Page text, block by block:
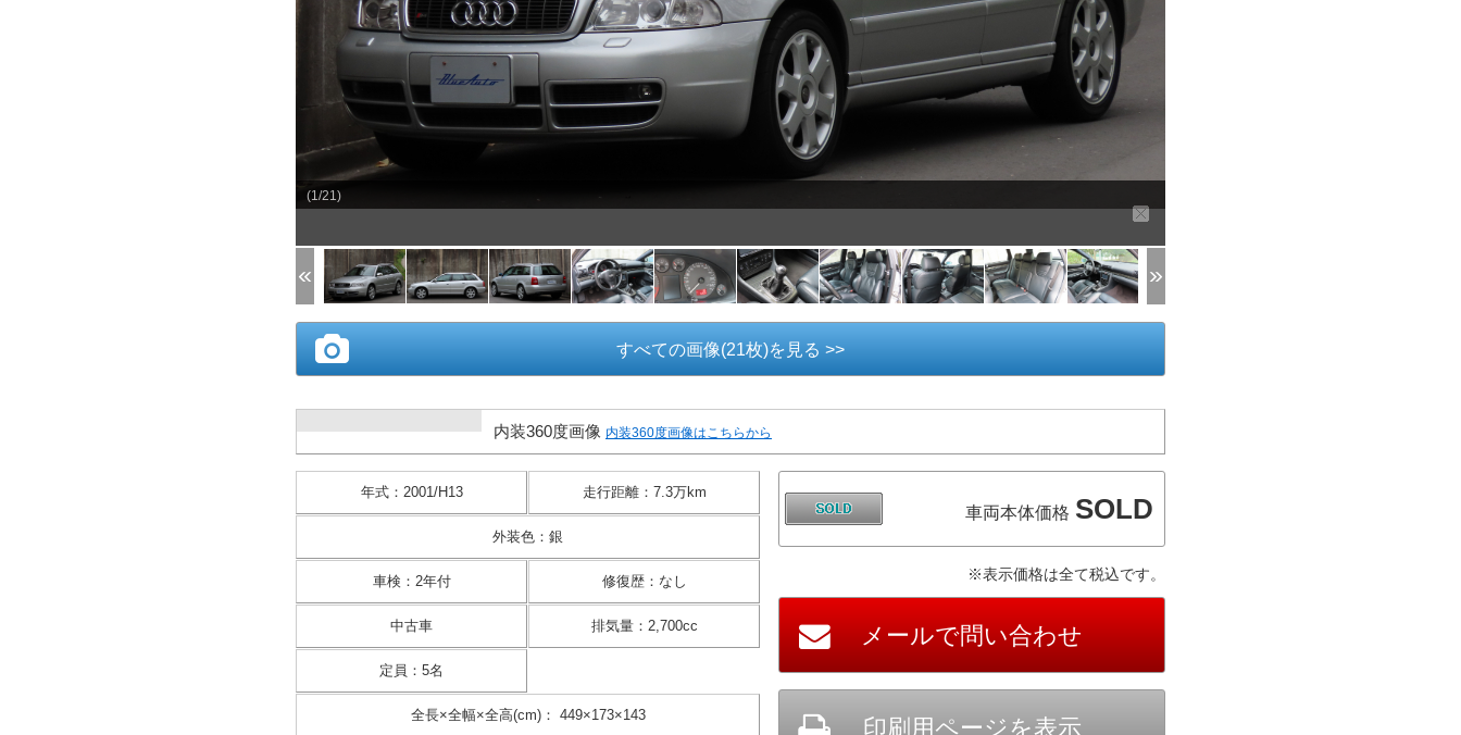
(1/21)
すべての画像(21枚)を見る >>
内装360度画像 内装360度画像はこちらから
年式： 2001/H13 走行距離： 7.3万km
外装色 ： 銀
車検 ： 2年付 修復歴： なし
中古車 排気量： 2,700cc
定員 ： 5名
全長×全幅×全高(cm)： 449×173×143
車両本体価格 SOLD
※表示価格は全て税込です。